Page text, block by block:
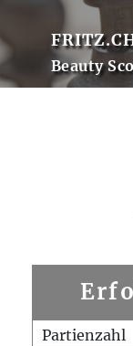
Beauty
Partienzahl